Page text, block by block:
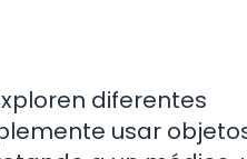
diferentes
usar